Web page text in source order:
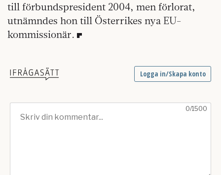
till förbundspresident 2004, men förlorat,
utnämndes hon till Österrikes nya EU-
kommissionär.